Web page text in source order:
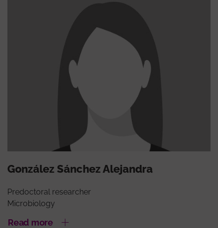
González Sánchez Alejandra
Predoctoral researcher
Microbiology
Read more